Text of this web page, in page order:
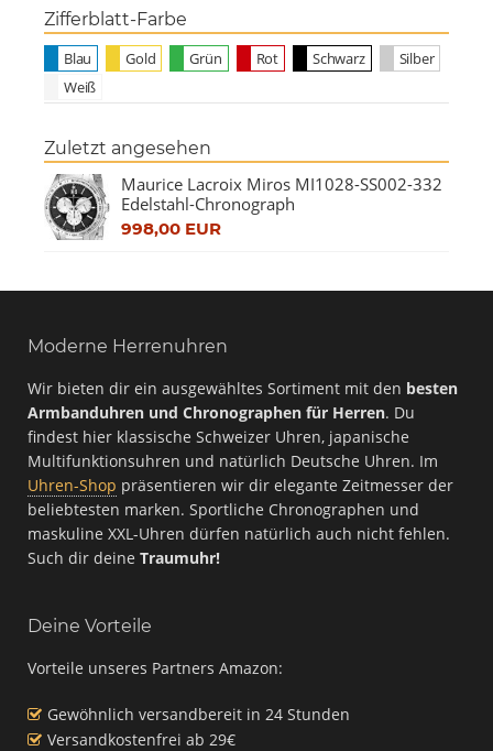
Zifferblatt-Farbe
Blau Gold Grün Rot Schwarz
Silber
Weiß
Zuletzt angesehen
Maurice Lacroix Miros MI1028-SS002-332
Edelstahl-Chronograph
998,00 EUR
Moderne Herrenuhren
Wir bieten dir ein ausgewähltes Sortiment mit den besten
Armbanduhren und Chronographen für Herren. Du
findest hier klassische Schweizer Uhren, japanische
Multifunktionsuhren und natürlich Deutsche Uhren. Im
Uhren-Shop präsentieren wir dir elegante Zeitmesser der
beliebtesten marken. Sportliche Chronographen und
maskuline XXL-Uhren dürfen natürlich auch nicht fehlen.
Such dir deine Traumuhr!
Deine Vorteile
Vorteile unseres Partners Amazon:
Gewöhnlich versandbereit in 24 Stunden
Versandkostenfrei ab 29€